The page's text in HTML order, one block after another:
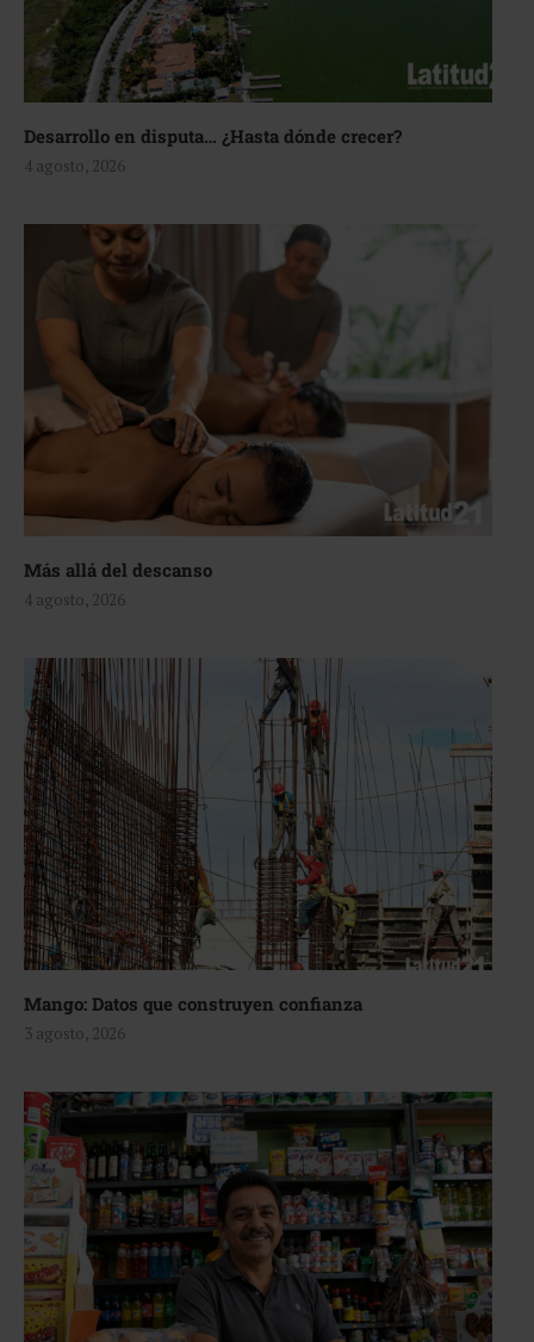
Desarrollo en disputa… ¿Hasta dónde crecer?
4 agosto, 2026
Más allá del descanso
4 agosto, 2026
Mango: Datos que construyen confianza
3 agosto, 2026